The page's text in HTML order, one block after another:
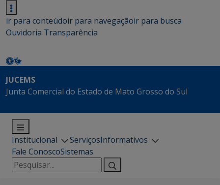
ir para conteúdoir para navegaçãoir para busca
Ouvidoria Transparência
JUCEMS
Junta Comercial do Estado de Mato Grosso do Sul
Institucional ServiçosInformativos
Fale ConoscoSistemas
Pesquisar
por: